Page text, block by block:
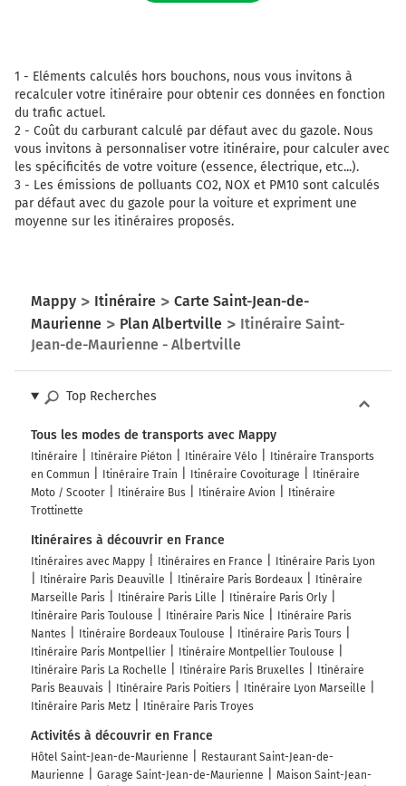
1 - Eléments calculés hors bouchons, nous vous invitons à
recalculer votre itinéraire pour obtenir ces données en fonction
du trafic actuel.
2 - Coût du carburant calculé par défaut avec du gazole. Nous
vous invitons à personnaliser votre itinéraire, pour calculer avec
les spécificités de votre voiture (essence, électrique, etc...).
3 - Les émissions de polluants CO2, NOX et PM10 sont calculés
par défaut avec du gazole pour la voiture et expriment une
moyenne sur les itinéraires proposés.
Mappy Itinéraire
Carte Saint-Jean-de-
Maurienne
Plan Albertville
Itinéraire Saint-
Jean-de-Maurienne - Albertville
Top Recherches
Tous les modes de transports avec Mappy
Itinéraire Itinéraire Piéton Itinéraire Vélo
Itinéraire Transports
en Commun
Itinéraire Train Itinéraire Covoiturage
Itinéraire
Moto / Scooter
Itinéraire Bus Itinéraire Avion
Itinéraire
Trottinette
Itinéraires à découvrir en France
Itinéraires avec Mappy Itinéraires en France
Itinéraire Paris Lyon
Itinéraire Paris Deauville
Itinéraire Paris Bordeaux
Itinéraire
Marseille Paris
Itinéraire Paris Lille
Itinéraire Paris Orly
Itinéraire Paris Toulouse
Itinéraire Paris Nice
Itinéraire Paris
Nantes
Itinéraire Bordeaux Toulouse
Itinéraire Paris Tours
Itinéraire Paris Montpellier
Itinéraire Montpellier Toulouse
Itinéraire Paris La Rochelle
Itinéraire Paris Bruxelles
Itinéraire
Paris Beauvais
Itinéraire Paris Poitiers
Itinéraire Lyon Marseille
Itinéraire Paris Metz
Itinéraire Paris Troyes
Activités à découvrir en France
Hôtel Saint-Jean-de-Maurienne
Restaurant Saint-Jean-de-
Maurienne
Garage Saint-Jean-de-Maurienne
Maison Saint-Jean-